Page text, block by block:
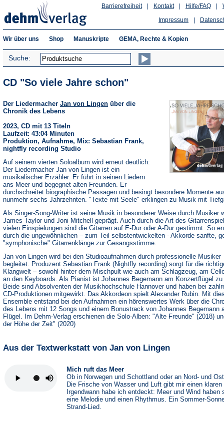
Hilfe/FAQ
Kontakt
Barrierefreiheit
Impressum
Wir über uns Shop Manuskripte GEMA, Rechte & Kopien
Suche:
CD "So viele Jahre schon"
Der Liedermacher Jan von Lingen über die
Chronik des Lebens
2023, CD mit 13 Titeln
Laufzeit: 43:04 Minuten
Produktion, Aufnahme, Mix: Sebastian Frank,
nightfly recording Studio
Auf seinem vierten Soloalbum wird erneut deutlich:
Der Liedermacher Jan von Lingen ist ein
musikalischer Erzähler. Er führt in seinen Liedern
ans Meer und begegnet alten Freunden. Er
durchschreitet biographische Passagen und besingt besondere Momente
nunmehr sechs Jahrzehnten. "Texte mit Seele" erklingen zu Musik mit
Als Singer-Song-Writer ist seine Musik in besonderer Weise durch Musiker
James Taylor und Joni Mitchell geprägt. Auch durch die Art des
vielen Einspielungen sind die Gitarren auf E-Dur oder A-Dur gestimmt. So
durch die ungewöhnlichen – zum Teil selbstentwickelten - Akkorde sanfte,
"symphonische" Gitarrenklänge zur Gesangsstimme.
Jan von Lingen wird bei den Studioaufnahmen durch professionelle Musiker
begleitet. Produzent Sebastian Frank (Nightfly recording) sorgt für die
Klangwelt – sowohl hinter dem Mischpult wie auch am Schlagzeug, am
an den Keyboards. Als Pianist ist Johannes Begemann am Konzertflügel zu
Beide sind Absolventen der Musikhochschule Hannover und haben bei
CD-Produktionen mitgewirkt. Das Akkordeon spielt Alexander Rubin. Mit
Ensemble entstand bei den Aufnahmen ein hörenswertes Werk über die
des Lebens mit 12 Songs und einem Bonustrack von Johannes Begemann
Flügel. Im Dehm-Verlag erschienen die Solo-Alben: "Alte Freunde" (2018)
der Höhe der Zeit" (2020)
Aus der Textwerkstatt von Jan von Lingen
Mich ruft das Meer
Ob in Norwegen und Schottland oder an Nord- und
Die Frische von Wasser und Luft gibt mir einen klaren
Irgendwann habe ich entdeckt: Meer und Wind haben
eine Melodie und einen Rhythmus. Ein Sommer-
Strand-Lied.